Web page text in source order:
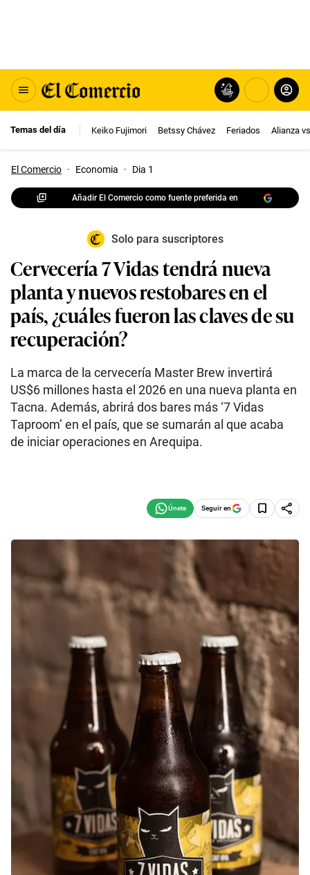
Temas del día Keiko Fujimori Betssy Chávez Feriados Alianza
El Comercio · Economia · Dia 1
Añadir El Comercio como fuente preferida en
Solo para suscriptores
Cervecería 7 Vidas tendrá nueva
planta y nuevos restobares en el
país, ¿cuáles fueron las claves de su
recuperación?
La marca de la cervecería Master Brew invertirá
US$6 millones hasta el 2026 en una nueva planta en
Tacna. Además, abrirá dos bares más ‘7 Vidas
Taproom’ en el país, que se sumarán al que acaba
de iniciar operaciones en Arequipa.
Seguir en